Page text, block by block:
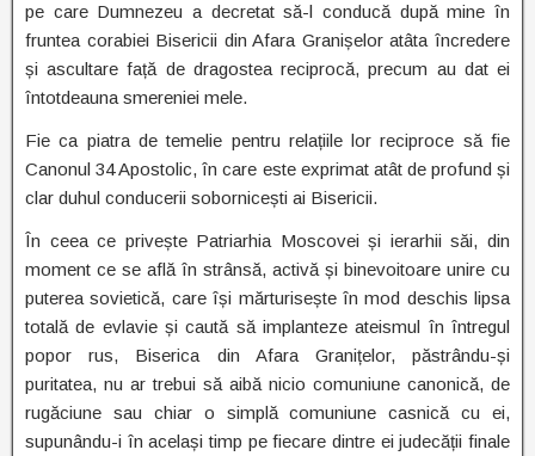
pe care Dumnezeu a decretat să-l conducă după mine în
fruntea corabiei Bisericii din Afara Granișelor atâta încredere
și ascultare față de dragostea reciprocă, precum au dat ei
întotdeauna smereniei mele.
Fie ca piatra de temelie pentru relațiile lor reciproce să fie
Canonul 34 Apostolic, în care este exprimat atât de profund și
clar duhul conducerii sobornicești ai Bisericii.
În ceea ce privește Patriarhia Moscovei și ierarhii săi, din
moment ce se află în strânsă, activă și binevoitoare unire cu
puterea sovietică, care își mărturisește în mod deschis lipsa
totală de evlavie și caută să implanteze ateismul în întregul
popor rus, Biserica din Afara Granițelor, păstrându-și
puritatea, nu ar trebui să aibă nicio comuniune canonică, de
rugăciune sau chiar o simplă comuniune casnică cu ei,
supunându-i în același timp pe fiecare dintre ei judecății finale